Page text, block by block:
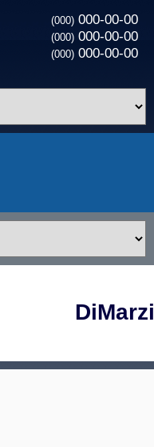
(000) 000-00-00
(000) 000-00-00
(000) 000-00-00